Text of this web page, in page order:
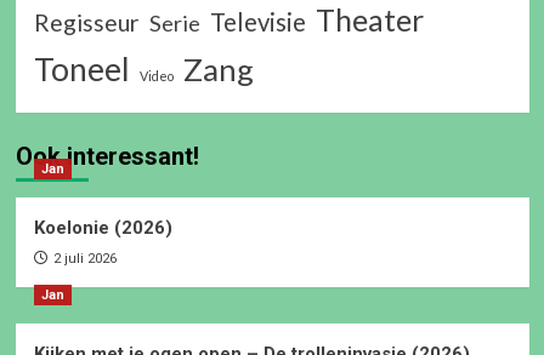
Regisseur Serie Televisie Theater
Toneel Video Zang
Ook interessant!
Jan
Koelonie (2026)
2 juli 2026
Jan